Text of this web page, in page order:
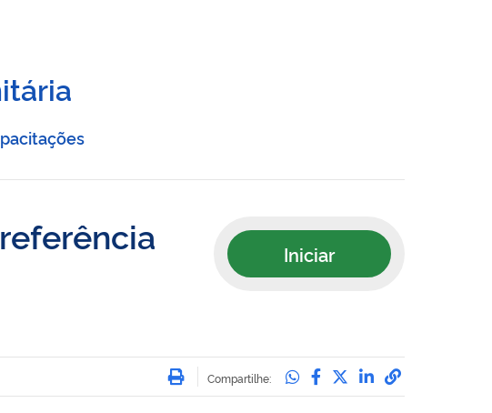
Iniciar
Imprimir
Compartilhe: Compartilhe no
Compartilhe no
Compartilhe no
Compartilhe